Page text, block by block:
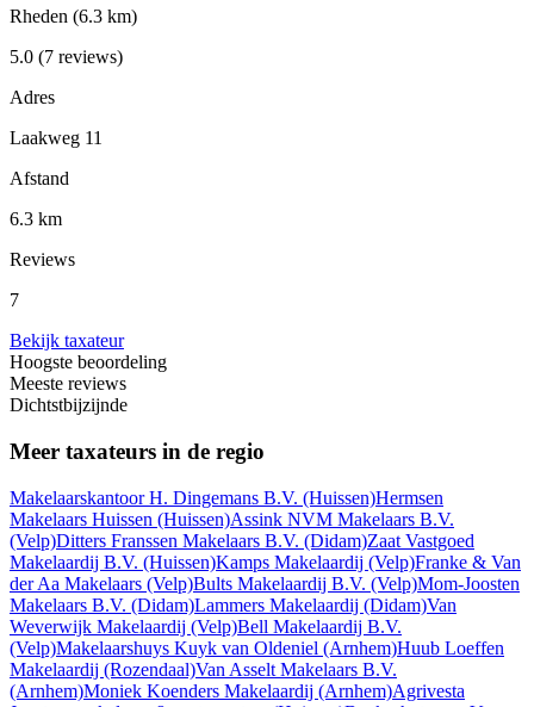
Rheden (6.3 km)
5.0 (7 reviews)
Adres
Laakweg 11
Afstand
6.3 km
Reviews
7
Bekijk taxateur
Hoogste beoordeling
Meeste reviews
Dichtstbijzijnde
Meer taxateurs in de regio
Makelaarskantoor H. Dingemans B.V. (Huissen)Hermsen
Makelaars Huissen (Huissen)Assink NVM Makelaars B.V.
(Velp)Ditters Franssen Makelaars B.V. (Didam)Zaat Vastgoed
Makelaardij B.V. (Huissen)Kamps Makelaardij (Velp)Franke & Van
der Aa Makelaars (Velp)Bults Makelaardij B.V. (Velp)Mom-Joosten
Makelaars B.V. (Didam)Lammers Makelaardij (Didam)Van
Weverwijk Makelaardij (Velp)Bell Makelaardij B.V.
(Velp)Makelaarshuys Kuyk van Oldeniel (Arnhem)Huub Loeffen
Makelaardij (Rozendaal)Van Asselt Makelaars B.V.
(Arnhem)Moniek Koenders Makelaardij (Arnhem)Agrivesta